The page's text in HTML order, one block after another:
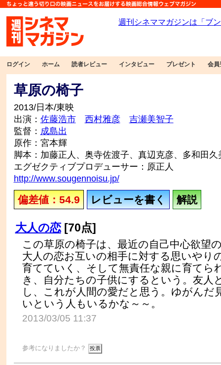
ログイン ホーム 読者レビュー インタビュー プレゼント 会員
草原の椅子
2013/日本/東映
出演： 佐藤浩市 西村雅彦
吉瀬美智子
監督： 成島出
原作：宮本輝
脚本：加藤正人、奥寺佐渡子、真辺克彦、多和田久
エグゼクティブプロデューサー：原正人
http://www.sougennoisu.jp/
偏差値：54.9 レビューを書く 解説
大人の恋[70点]
この草原の椅子は、最近の自己中心欲望
大人の恋お互いの相手に対する思いやり
育てていく、そして無責任な親に育てら
き、自分たちの子供にするという。友人
し、これが人間の愛だと思う。ゆがんだ
いという人もいるかな～～。
2013/03/05 11:37
参考になりましたか？